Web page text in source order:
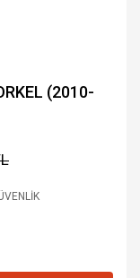
(2010-